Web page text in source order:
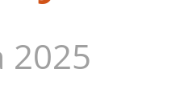
2025